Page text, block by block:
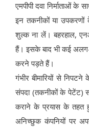
एमपीपी दवा निर्माताओं के
इन तकनीकों या
शुल्क ना लें। बहरहाल,
हैं। इसके बाद भी कई
करने पड़ते हैं।
गंभीर बीमारियों से
संपदा (तकनीकों के पेटेंट)
कराने के प्रयास के तहत
अनिच्छुक कंपनियों पर